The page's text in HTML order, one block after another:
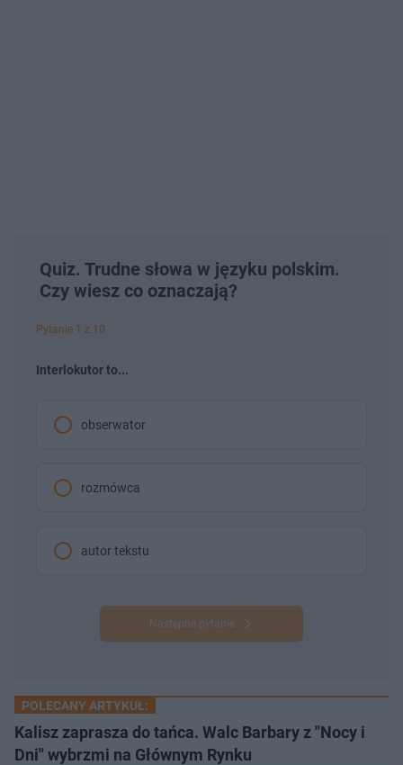
Quiz. Trudne słowa w języku polskim.
Czy wiesz co oznaczają?
Pytanie 1 z 10
Interlokutor to...
obserwator
rozmówca
autor tekstu
Następne pytanie
POLECANY ARTYKUŁ:
Kalisz zaprasza do tańca. Walc Barbary z "Nocy i
Dni" wybrzmi na Głównym Rynku